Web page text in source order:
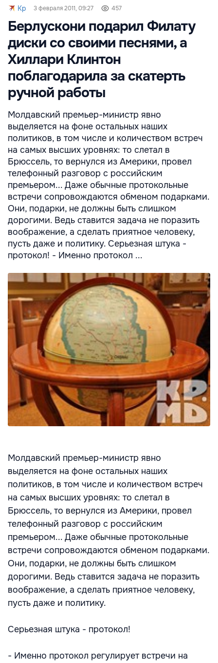
Kp 3 февраля 2011, 09:27 457
Берлускони подарил Филату
диски со своими песнями, а
Хиллари Клинтон
поблагодарила за скатерть
ручной работы
Молдавский премьер-министр явно
выделяется на фоне остальных наших
политиков, в том числе и количеством встреч
на самых высших уровнях: то слетал в
Брюссель, то вернулся из Америки, провел
телефонный разговор с российским
премьером... Даже обычные протокольные
встречи сопровождаются обменом подарками.
Они, подарки, не должны быть слишком
дорогими. Ведь ставится задача не поразить
воображение, а сделать приятное человеку,
пусть даже и политику. Серьезная штука -
протокол! - Именно протокол ...
Молдавский премьер-министр явно
выделяется на фоне остальных наших
политиков, в том числе и количеством встреч
на самых высших уровнях: то слетал в
Брюссель, то вернулся из Америки, провел
телефонный разговор с российским
премьером... Даже обычные протокольные
встречи сопровождаются обменом подарками.
Они, подарки, не должны быть слишком
дорогими. Ведь ставится задача не поразить
воображение, а сделать приятное человеку,
пусть даже и политику.
Серьезная штука - протокол!
- Именно протокол регулирует встречи на